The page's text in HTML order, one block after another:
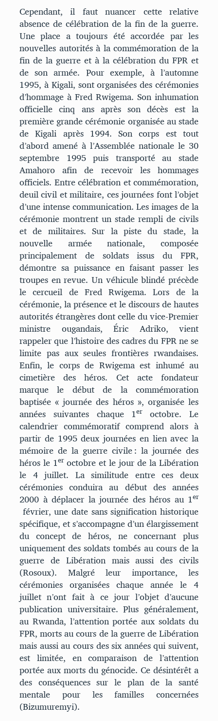
Cependant, il faut nuancer cette relative
absence de célébration de la fin de la guerre.
Une place a toujours été accordée par les
nouvelles autorités à la commémoration de la
fin de la guerre et à la célébration du FPR et
de son armée. Pour exemple, à l’automne
1995, à Kigali, sont organisées des cérémonies
d’hommage à Fred Rwigema. Son inhumation
officielle cinq ans après son décès est la
première grande cérémonie organisée au stade
de Kigali après 1994. Son corps est tout
d’abord amené à l’Assemblée nationale le 30
septembre 1995 puis transporté au stade
Amahoro afin de recevoir les hommages
officiels. Entre célébration et commémoration,
deuil civil et militaire, ces journées font l’objet
d’une intense communication. Les images de la
cérémonie montrent un stade rempli de civils
et de militaires. Sur la piste du stade, la
nouvelle armée nationale, composée
principalement de soldats issus du FPR,
démontre sa puissance en faisant passer les
troupes en revue. Un véhicule blindé précède
le cercueil de Fred Rwigema. Lors de la
cérémonie, la présence et le discours de hautes
autorités étrangères dont celle du vice-Premier
ministre ougandais, Éric Adriko, vient
rappeler que l’histoire des cadres du FPR ne se
limite pas aux seules frontières rwandaises.
Enfin, le corps de Rwigema est inhumé au
cimetière des héros. Cet acte fondateur
marque le début de la commémoration
baptisée « journée des héros », organisée les
années suivantes chaque 1eroctobre. Le
calendrier commémoratif comprend alors à
partir de 1995 deux journées en lien avec la
mémoire de la guerre civile : la journée des
héros le 1eroctobre et le jour de la Libération
le 4 juillet. La similitude entre ces deux
cérémonies conduira au début des années
2000 à déplacer la journée des héros au 1er
février, une date sans signification historique
spécifique, et s’accompagne d’un élargissement
du concept de héros, ne concernant plus
uniquement des soldats tombés au cours de la
guerre de Libération mais aussi des civils
(Rosoux). Malgré leur importance, les
cérémonies organisées chaque année le 4
juillet n’ont fait à ce jour l’objet d’aucune
publication universitaire. Plus généralement,
au Rwanda, l’attention portée aux soldats du
FPR, morts au cours de la guerre de Libération
mais aussi au cours des six années qui suivent,
est limitée, en comparaison de l’attention
portée aux morts du génocide. Ce désintérêt a
des conséquences sur le plan de la santé
mentale pour les familles concernées
(Bizumuremyi).